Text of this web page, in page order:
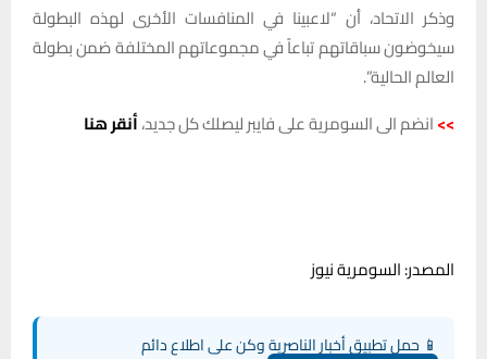
وذكر الاتحاد، أن “لاعبينا في المنافسات الأخرى لهذه البطولة
سيخوضون سباقاتهم تباعاً في مجموعاتهم المختلفة ضمن بطولة
العالم الحالية”.
>>انضم الى السومرية على فايبر ليصلك كل جديد،أنقر هنا
المصدر: السومرية نيوز
📱 حمل تطبيق أخبار الناصرية وكن على اطلاع دائم